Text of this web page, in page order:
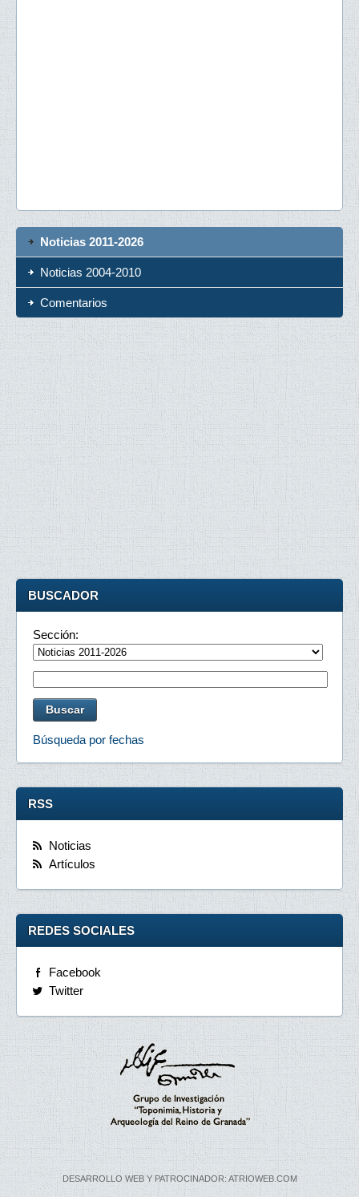
Noticias 2011-2026
Noticias 2004-2010
Comentarios
BUSCADOR
Sección:
Búsqueda por fechas
RSS
Noticias
Artículos
REDES SOCIALES
Facebook
Twitter
DESARROLLO WEB Y PATROCINADOR: ATRIOWEB.COM